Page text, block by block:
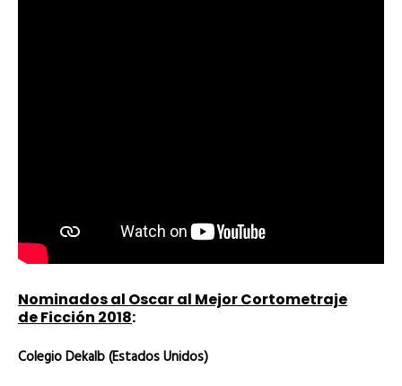
Nominados al Oscar al Mejor Cortometraje
de Ficción 2018:
Colegio Dekalb (Estados Unidos)